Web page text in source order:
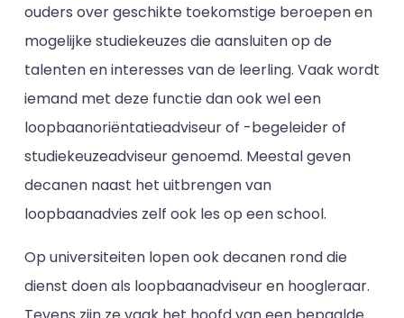
ouders over geschikte toekomstige beroepen en
mogelijke studiekeuzes die aansluiten op de
talenten en interesses van de leerling. Vaak wordt
iemand met deze functie dan ook wel een
loopbaanoriëntatieadviseur of -begeleider of
studiekeuzeadviseur genoemd. Meestal geven
decanen naast het uitbrengen van
loopbaanadvies zelf ook les op een school.
Op universiteiten lopen ook decanen rond die
dienst doen als loopbaanadviseur en hoogleraar.